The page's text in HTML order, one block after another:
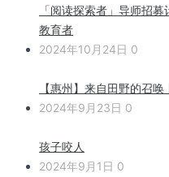
「阅读探索者」导师招
教育者
2024年10月24日 0
【惠州】来自田野的召
2024年9月23日 0
孩子咬人
2024年9月1日 0